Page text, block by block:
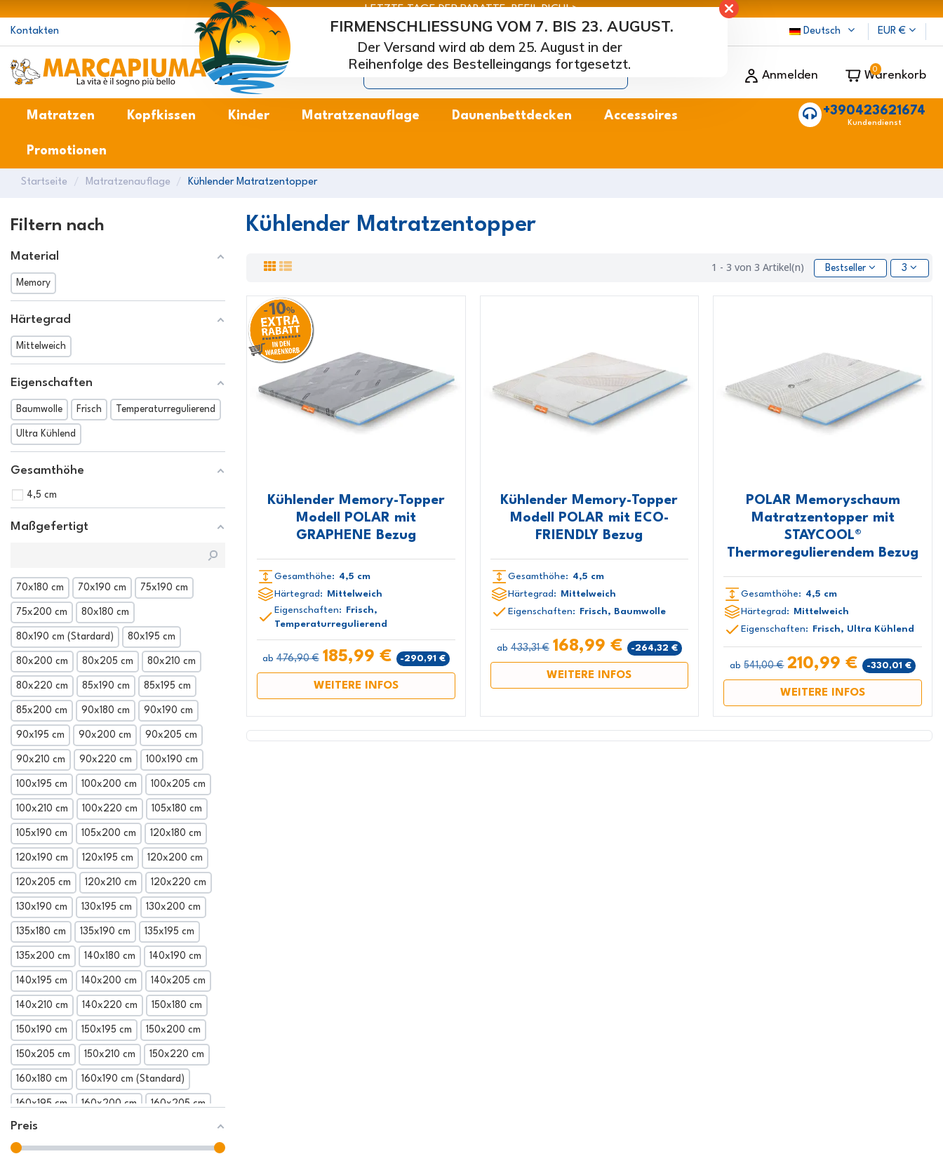
LETZTE TAGE DER RABATTE: BEEIL DICH! >
Kontakten Marcapiuma| Hersteller von Matratzen, Kissen und Lattenrosten Deutsch EUR €
Anmelden 0
Warenkorb
Matratzen Kopfkissen Kinder Matratzenauflage Daunenbettdecken Accessoires
Promotionen
+390423621674
Kundendienst
Startseite Matratzenauflage Kühlender Matratzentopper
Kühlender Matratzentopper
1 - 3 von 3 Artikel(n) Bestseller 3
Kühlender Memory-Topper
Modell POLAR mit
GRAPHENE Bezug
Gesamthöhe: 4,5 cm
Härtegrad:
Mittelweich
Eigenschaften: Frisch,
Temperaturregulierend
ab 476,90 € 185,99 € -290,91 €
WEITERE INFOS
Kühlender Memory-Topper
Modell POLAR mit ECO-
FRIENDLY Bezug
Gesamthöhe: 4,5 cm
Härtegrad:
Mittelweich
Eigenschaften:
Frisch, Baumwolle
ab 433,31 € 168,99 € -264,32 €
WEITERE INFOS
POLAR Memoryschaum
Matratzentopper mit
STAYCOOL®
Thermoregulierendem Bezug
Gesamthöhe: 4,5 cm
Härtegrad:
Mittelweich
Eigenschaften:
Frisch, Ultra Kühlend
ab 541,00 € 210,99 € -330,01 €
WEITERE INFOS
Filtern nach
Material
Memory
Härtegrad
Mittelweich
Eigenschaften
Baumwolle Frisch Temperaturregulierend
Ultra Kühlend
Gesamthöhe
4,5 cm
Maßgefertigt
70x180 cm 70x190 cm 75x190 cm
75x200 cm 80x180 cm
80x190 cm (Stardard) 80x195 cm
80x200 cm 80x205 cm 80x210 cm
80x220 cm 85x190 cm 85x195 cm
85x200 cm 90x180 cm 90x190 cm
90x195 cm 90x200 cm 90x205 cm
90x210 cm 90x220 cm 100x190 cm
100x195 cm 100x200 cm 100x205 cm
100x210 cm 100x220 cm 105x180 cm
105x190 cm 105x200 cm 120x180 cm
120x190 cm 120x195 cm 120x200 cm
120x205 cm 120x210 cm 120x220 cm
130x190 cm 130x195 cm 130x200 cm
135x180 cm 135x190 cm 135x195 cm
135x200 cm 140x180 cm 140x190 cm
140x195 cm 140x200 cm 140x205 cm
140x210 cm 140x220 cm 150x180 cm
150x190 cm 150x195 cm 150x200 cm
150x205 cm 150x210 cm 150x220 cm
160x180 cm 160x190 cm (Standard)
160x195 cm 160x200 cm 160x205 cm
160x210 cm
165x195 cm 165x200 cm 165x205 cm
Preis
Der Versand wird ab dem 25. August in der
Reihenfolge des Bestelleingangs fortgesetzt.
FIRMENSCHLIESSUNG VOM 7. BIS 23. AUGUST.